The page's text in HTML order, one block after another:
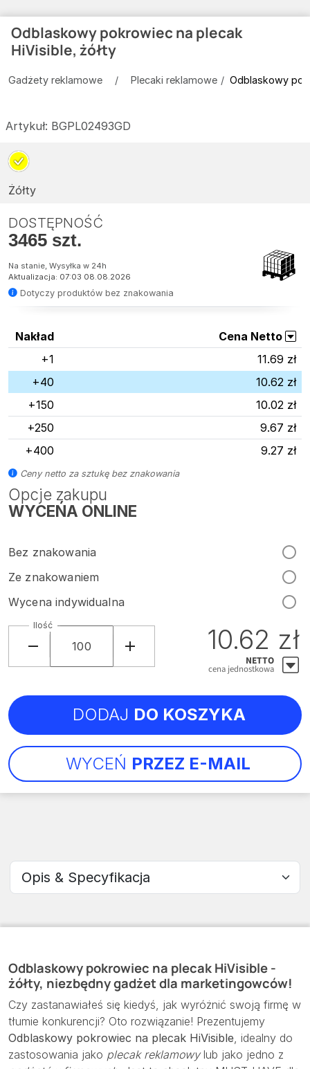
Odblaskowy pokrowiec na plecak
HiVisible, żółty
Odblaskowy pokrowiec na plecak HiVisible -
żółty, niezbędny gadżet dla marketingowców!
Czy zastanawiałeś się kiedyś, jak wyróżnić swoją firmę w
tłumie konkurencji? Oto rozwiązanie! Prezentujemy
Odblaskowy pokrowiec na plecak HiVisible , idealny do
zastosowania jako plecak reklamowylub jako jedno z
Wybierz sekcję
Gadżety reklamowe Plecaki reklamowe Odblaskowy
Artykuł: BGPL02493GD
Żółty
DOSTĘPNOŚĆ
3465 szt.
Na stanie, Wysyłka w 24h
Aktualizacja: 07:03 08.08.2026
Dotyczy produktów bez znakowania
Opcje zakupu
WYCEŃA ONLINE
Bez znakowania
Ze znakowaniem
Wycena indywidualna
Nakład
Cena Netto
+1
11.69 zł
+40
10.62 zł
+150
10.02 zł
+250
9.67 zł
+400
9.27 zł
Ceny netto za sztukę bez znakowania
Ilość 10.62 zł
NETTO
cena jednostkowa
WYCEŃ PRZEZ E-MAIL
DODAJ DO KOSZYKA